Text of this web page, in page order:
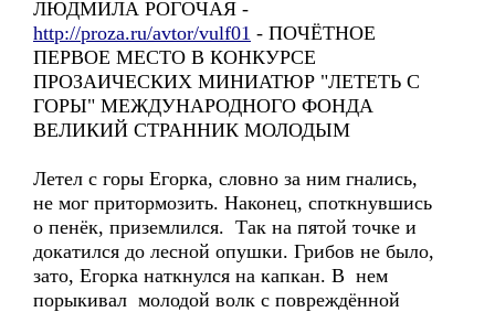
ЛЮДМИЛА РОГОЧАЯ -
http://proza.ru/avtor/vulf01 - ПОЧЁТНОЕ
ПЕРВОЕ МЕСТО В КОНКУРСЕ
ПРОЗАИЧЕСКИХ МИНИАТЮР "ЛЕТЕТЬ С
ГОРЫ" МЕЖДУНАРОДНОГО ФОНДА
ВЕЛИКИЙ СТРАННИК МОЛОДЫМ
Летел с горы Егорка, словно за ним гнались,
не мог притормозить. Наконец, споткнувшись
о пенёк, приземлился. Так на пятой точке и
докатился до лесной опушки. Грибов не было,
зато, Егорка наткнулся на капкан. В нем
порыкивал молодой волк с повреждённой